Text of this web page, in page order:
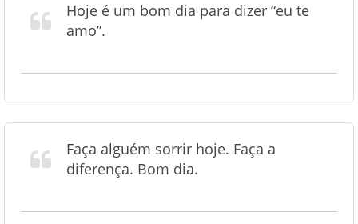
Hoje é um bom dia para dizer “eu te
amo”.
Faça alguém sorrir hoje. Faça a
diferença. Bom dia.